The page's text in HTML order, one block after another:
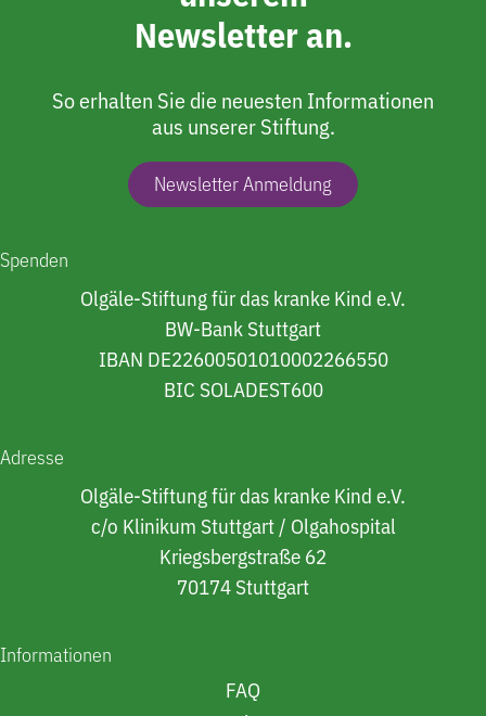
Newsletter an.
So erhalten Sie die neuesten Informationen
aus unserer Stiftung.
Newsletter Anmeldung
Spenden
Olgäle-Stiftung für das kranke Kind e.V.
BW-Bank Stuttgart
IBAN DE22600501010002266550
BIC SOLADEST600
Adresse
Olgäle-Stiftung für das kranke Kind e.V.
c/o Klinikum Stuttgart / Olgahospital
Kriegsbergstraße 62
70174 Stuttgart
Informationen
FAQ